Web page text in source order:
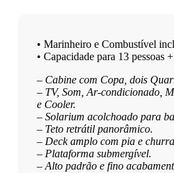
• Marinheiro e Combustível
• Capacidade para 13 pessoas
– Cabine com Copa, dois
– TV, Som, Ar-condicionado,
e Cooler.
– Solarium acolchoado para
– Teto retrátil panorâmico.
– Deck amplo com pia e
– Plataforma submergível.
– Alto padrão e fino